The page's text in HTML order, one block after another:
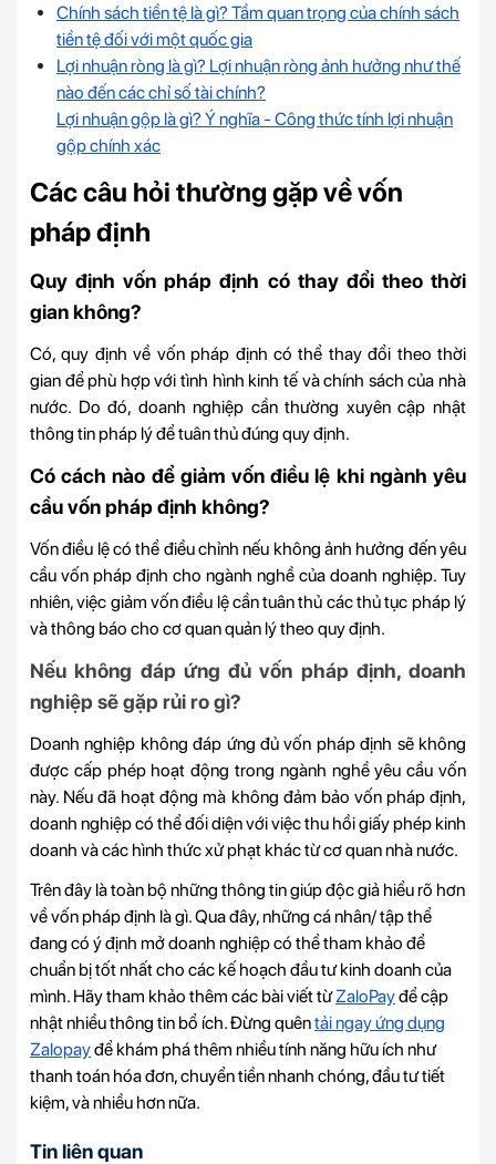
Chính sách tiền tệ là gì? Tầm quan trọng của chính sách
tiền tệ đối với một quốc gia
Lợi nhuận ròng là gì? Lợi nhuận ròng ảnh hưởng như thế
nào đến các chỉ số tài chính?
Lợi nhuận gộp là gì? Ý nghĩa - Công thức tính lợi nhuận
gộp chính xác
Các câu hỏi thường gặp về vốn
pháp định
Quy định vốn pháp định có thay đổi theo thời
gian không?
Có, quy định về vốn pháp định có thể thay đổi theo thời
gian để phù hợp với tình hình kinh tế và chính sách của nhà
nước. Do đó, doanh nghiệp cần thường xuyên cập nhật
thông tin pháp lý để tuân thủ đúng quy định.
Có cách nào để giảm vốn điều lệ khi ngành yêu
cầu vốn pháp định không?
Vốn điều lệ có thể điều chỉnh nếu không ảnh hưởng đến yêu
cầu vốn pháp định cho ngành nghề của doanh nghiệp. Tuy
nhiên, việc giảm vốn điều lệ cần tuân thủ các thủ tục pháp lý
và thông báo cho cơ quan quản lý theo quy định.
Nếu không đáp ứng đủ vốn pháp định, doanh
nghiệp sẽ gặp rủi ro gì?
Doanh nghiệp không đáp ứng đủ vốn pháp định sẽ không
được cấp phép hoạt động trong ngành nghề yêu cầu vốn
này. Nếu đã hoạt động mà không đảm bảo vốn pháp định,
doanh nghiệp có thể đối diện với việc thu hồi giấy phép kinh
doanh và các hình thức xử phạt khác từ cơ quan nhà nước.
Trên đây là toàn bộ những thông tin giúp độc giả hiểu rõ hơn
về vốn pháp định là gì. Qua đây, những cá nhân/ tập thể
đang có ý định mở doanh nghiệp có thể tham khảo để
chuẩn bị tốt nhất cho các kế hoạch đầu tư kinh doanh của
mình. Hãy tham khảo thêm các bài viết từZaloPayđể cập
nhật nhiều thông tin bổ ích. Đừng quêntải ngay ứng dụng
Zalopayđể khám phá thêm nhiều tính năng hữu ích như
thanh toán hóa đơn, chuyển tiền nhanh chóng, đầu tư tiết
kiệm, và nhiều hơn nữa.
Tin liên quan